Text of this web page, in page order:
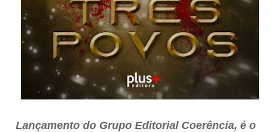
Lançamento do Grupo Editorial Coerência, é o